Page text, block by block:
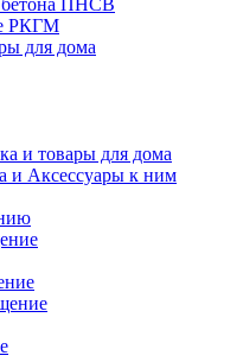
бетона ПНСВ
РКГМ
для дома
и товары для дома
и Аксессуары к ним